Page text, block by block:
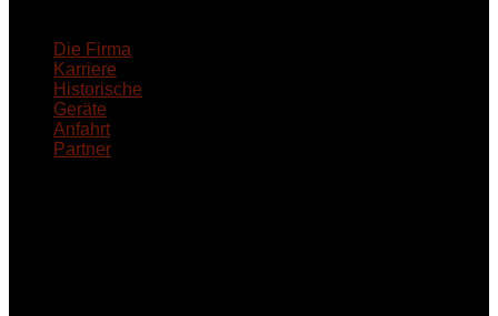
Die Firma
Karriere
Historische
Geräte
Anfahrt
Partner